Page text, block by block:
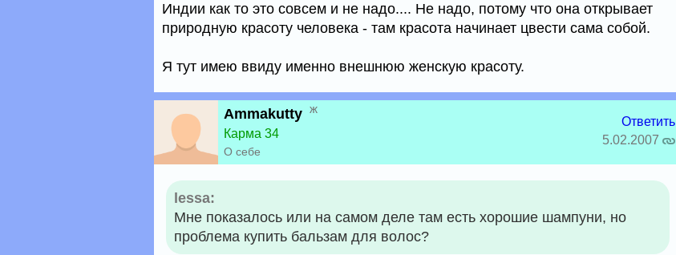
Индии как то это совсем и не надо.... Не надо, потому что она открывает
природную красоту человека - там красота начинает цвести сама собой.
Я тут имею ввиду именно внешнюю женскую красоту.
Ammakutty ж
Карма 34
О себе
Ответить
5.02.2007
lessa:
Мне показалось или на самом деле там есть хорошие шампуни, но
проблема купить бальзам для волос?